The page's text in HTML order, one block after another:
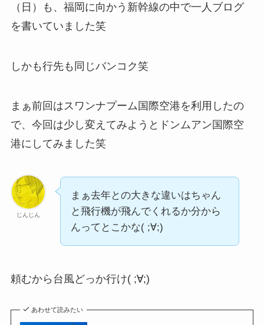
（日）も、福岡に向かう新幹線の中で一人ブログ
を書いていました笑
しかも行先も同じバンコク笑
まぁ前回はスワンナプーム国際空港を利用したの
で、今回は少し変えてみようとドンムアン国際空
港にしてみました笑
じんじん
まぁ去年との大きな違いはちゃん
と飛行機が飛んでくれるか分から
んってとこかな( ;∀;)
頼むから台風どっか行け( ;∀;)
あわせて読みたい